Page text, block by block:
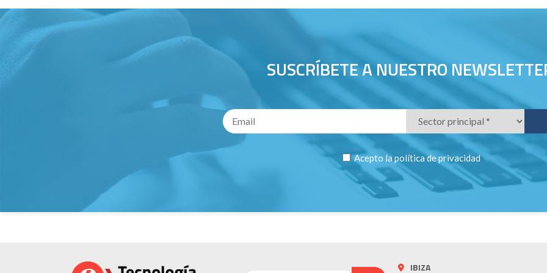
SUSCRÍBETE A NUESTRO
Acepto la política de privacidad
IBIZA